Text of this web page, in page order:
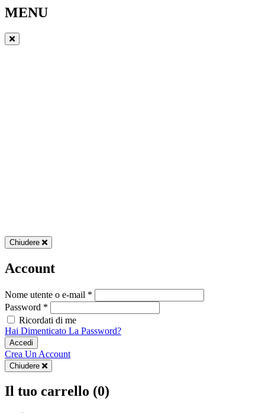
MENU
Chiudere
Account
Nome utente o e-mail *
Password *
Ricordati di me
Hai Dimenticato La Password?
Accedi
Crea Un Account
Chiudere
Il tuo carrello (0)